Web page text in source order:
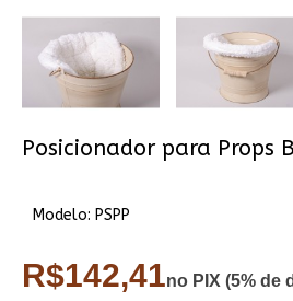
Modelo: PSPP
R$142,41no PIX (5% de